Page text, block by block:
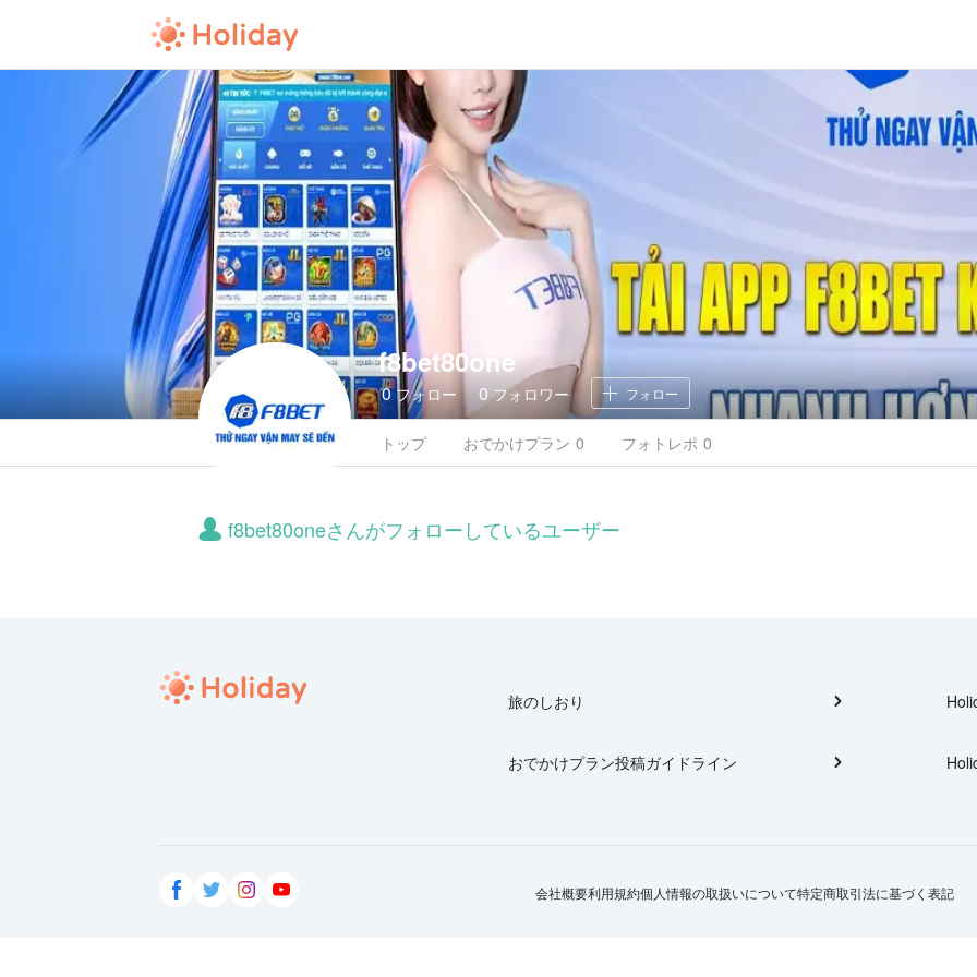
f8bet80one
0フォロー 0フォロワー フォロー
トップ おでかけプラン 0 フォトレポ 0
f8bet80oneさんがフォローしているユーザー
旅のしおり
おでかけプラン投稿ガイドライン
会社概要利用規約個人情報の取扱いについて特定商取引法に基づく表記